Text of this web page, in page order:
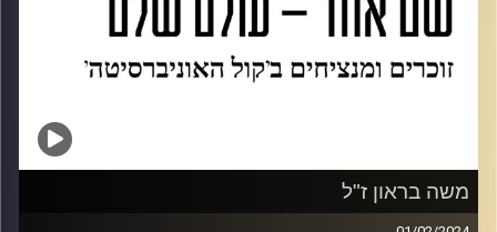
משה בראון ז"ל